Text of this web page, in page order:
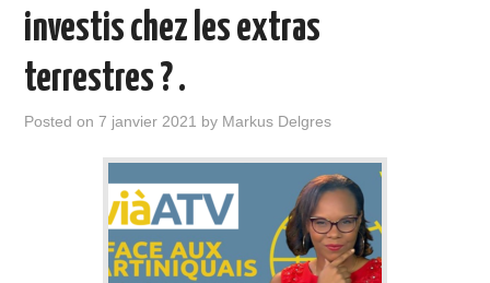
investis chez les extras
terrestres ? .
Posted on7 janvier 2021 by Markus Delgres